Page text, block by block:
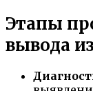
Этапы
вывода